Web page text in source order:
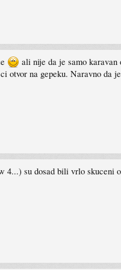
ali nije da je samo
otvor na gepeku. Naravno da
4...) su dosad bili vrlo skuceni